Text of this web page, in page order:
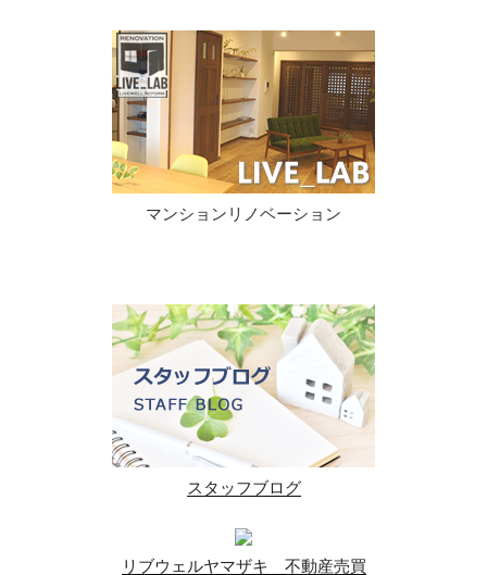
マンションリノベーション
スタッフブログ
リブウェルヤマザキ 不動産売買